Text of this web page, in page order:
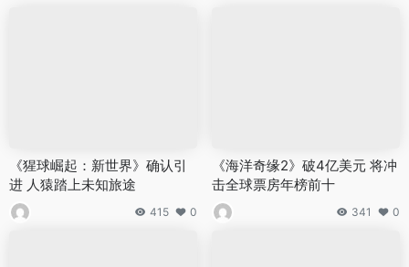
《猩球崛起：新世界》确认引
进 人猿踏上未知旅途
415 0
《海洋奇缘2》破4亿美元 将冲
击全球票房年榜前十
341 0